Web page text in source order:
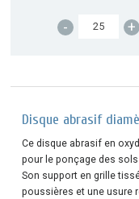
- +
Disque abrasif
Ce disque abrasif en
pour le ponçage des
Son support en grille
poussières et une usure